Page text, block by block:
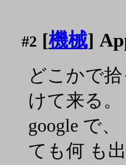
#2 [機械]
どこかで
けて来る
google で
ても何 も